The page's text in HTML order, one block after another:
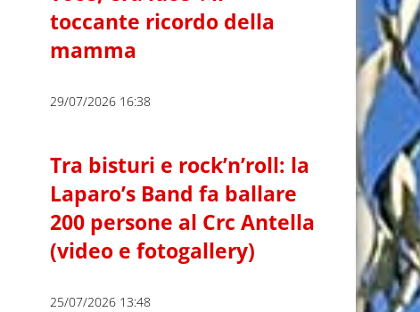
toccante ricordo della
mamma
29/07/2026 16:38
Tra bisturi e rock’n’roll: la
Laparo’s Band fa ballare
200 persone al Crc Antella
(video e fotogallery)
25/07/2026 13:48